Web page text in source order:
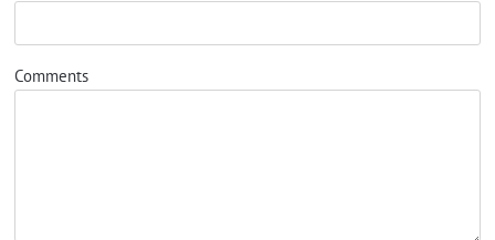
Comments